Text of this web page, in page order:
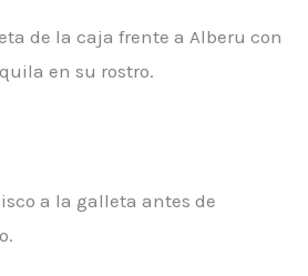
de la caja frente a Alberu con
en su rostro.
a la galleta antes de